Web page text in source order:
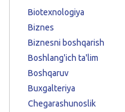
Biotexnologiya
Biznes
Biznesni boshqarish
Boshlang'ich ta'lim
Boshqaruv
Buxgalteriya
Chegarashunoslik